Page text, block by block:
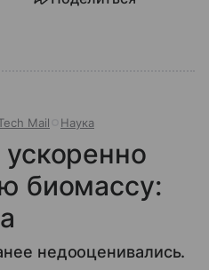
Mail Наука
ускоренно
биомассу:
недооценивались.